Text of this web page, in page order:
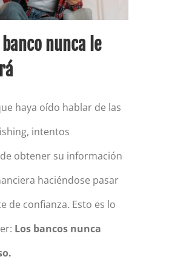
banco nunca le
haya oído hablar de las
intentos
obtener su información
haciéndose pasar
de confianza. Esto es lo
Los bancos nunca